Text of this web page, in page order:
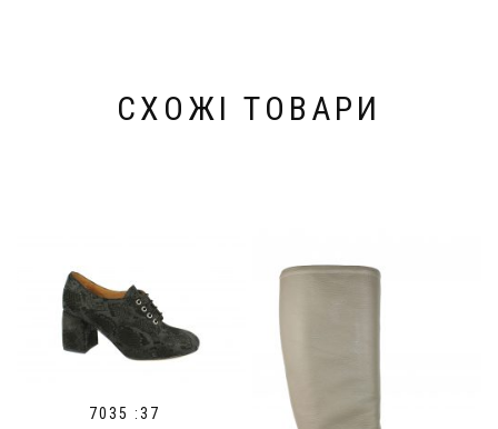
СХОЖІ ТОВАРИ
7035 :37